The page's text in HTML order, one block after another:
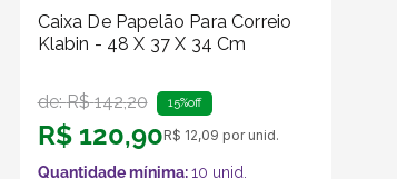
Caixa De Papelão Para Correio
Klabin - 48 X 37 X 34 Cm
de:R$ 142,20 15%off
R$ 120,90R$ 12,09 por unid.
Quantidade mínima:10 unid.